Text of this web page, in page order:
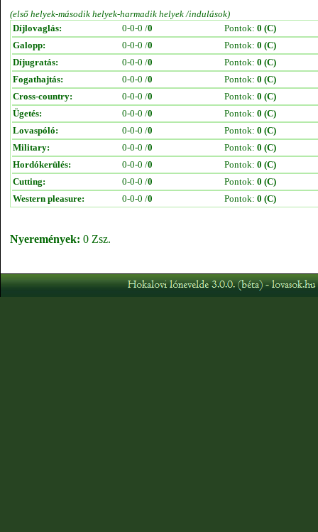
(első helyek-második helyek-harmadik helyek /indulások)
Díjlovaglás:
0-0-0 /0 Pontok: 0 (C)
Galopp:
0-0-0 /0 Pontok: 0 (C)
Díjugratás:
0-0-0 /0 Pontok: 0 (C)
Fogathajtás:
0-0-0 /0 Pontok: 0 (C)
Cross-country:
0-0-0 /0 Pontok: 0 (C)
Ügetés:
0-0-0 /0 Pontok: 0 (C)
Lovaspóló:
0-0-0 /0 Pontok: 0 (C)
Military:
0-0-0 /0 Pontok: 0 (C)
Hordókerülés:
0-0-0 /0 Pontok: 0 (C)
Cutting:
0-0-0 /0 Pontok: 0 (C)
Western pleasure:
0-0-0 /0 Pontok: 0 (C)
Nyeremények: 0 Zsz.